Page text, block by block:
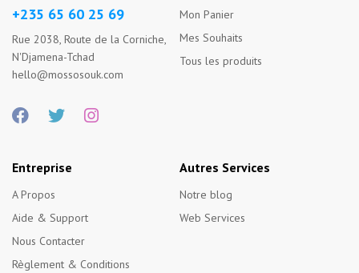
+235 65 60 25 69
Rue 2038, Route de la Corniche,
N'Djamena-Tchad
hello@mossosouk.com
Mon Panier
Mes Souhaits
Tous les produits
Entreprise
A Propos
Aide & Support
Nous Contacter
Règlement & Conditions
Autres Services
Notre blog
Web Services